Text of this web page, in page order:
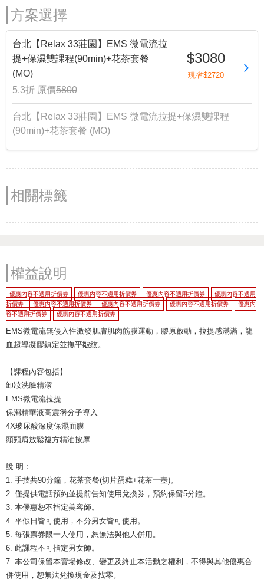
方案選擇
台北【Relax 33莊園】EMS 微電流拉
提+保濕雙課程(90min)+花茶套餐
(MO)
5.3折 原價5800
$3080
現省$2720
台北【Relax 33莊園】EMS 微電流拉提+保濕雙課程
(90min)+花茶套餐 (MO)
相關標籤
權益說明
優惠內容不適用折價券 優惠內容不適用折價券 優惠內容不適用折價券
優惠內容不適用
折價券
優惠內容不適用折價券 優惠內容不適用折價券 優惠內容不適用折價券
優惠內
容不適用折價券
優惠內容不適用折價券
EMS微電流無侵入性激發肌膚肌肉筋膜運動，膠原啟動，拉提感滿滿，龍
血超導凝膠鎮定並撫平皺紋。
【課程內容包括】
卸妝洗臉精潔
EMS微電流拉提
保濕精華液高震盪分子導入
4X玻尿酸深度保濕面膜
頭頸肩放鬆複方精油按摩
說 明：
1. 手技共90分鐘，花茶套餐(切片蛋糕+花茶一壺)。
2. 僅提供電話預約並提前告知使用兌換券，預約保留5分鐘。
3. 本優惠恕不指定美容師。
4. 平假日皆可使用，不分男女皆可使用。
5. 每張票券限一人使用，恕無法與他人併用。
6. 此課程不可指定男女師。
7. 本公司保留本賣場修改、變更及終止本活動之權利，不得與其他優惠合
併使用，恕無法兌換現金及找零。